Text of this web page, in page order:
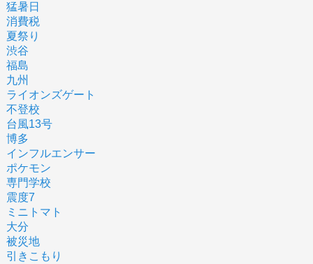
猛暑日
消費税
夏祭り
渋谷
福島
九州
ライオンズゲート
不登校
台風13号
博多
インフルエンサー
ポケモン
専門学校
震度7
ミニトマト
大分
被災地
引きこもり